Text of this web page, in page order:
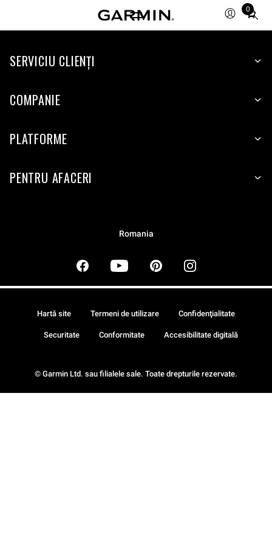
0
Total
items
cart:
SERVICIU CLIENŢI
COMPANIE
PLATFORME
PENTRU AFACERI
Romania
© Garmin Ltd. sau filialele sale. Toate drepturile rezervate.
Hartă site Termeni de utilizare Confidenţialitate
Securitate Conformitate Accesibilitate digitală